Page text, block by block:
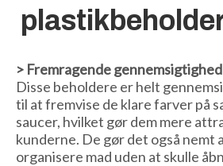
> Fremragende gennemsigtighed
Disse beholdere er helt
til at fremvise de klare farver på
saucer, hvilket gør dem mere
kunderne. De gør det også nemt
organisere mad uden at skulle